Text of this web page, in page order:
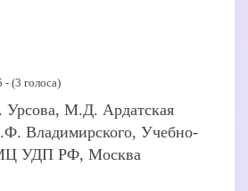
- (3 голоса)
М.Д. Ардатская
Учебно-
УДП РФ, Москва